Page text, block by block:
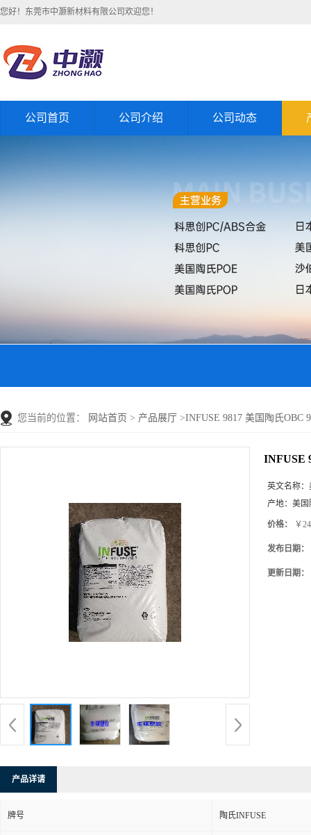
您好！东莞市中灏新材料有限公司欢迎您！
公司首页 公司介绍 公司动态
您当前的位置： 网站首页 > 产品展厅 >INFUSE 9817 美国陶氏OBC
INFUSE
英文名称：
产地： 美国
价格： ￥
发布日期：
更新日期：
产品详请
牌号 陶氏INFUSE